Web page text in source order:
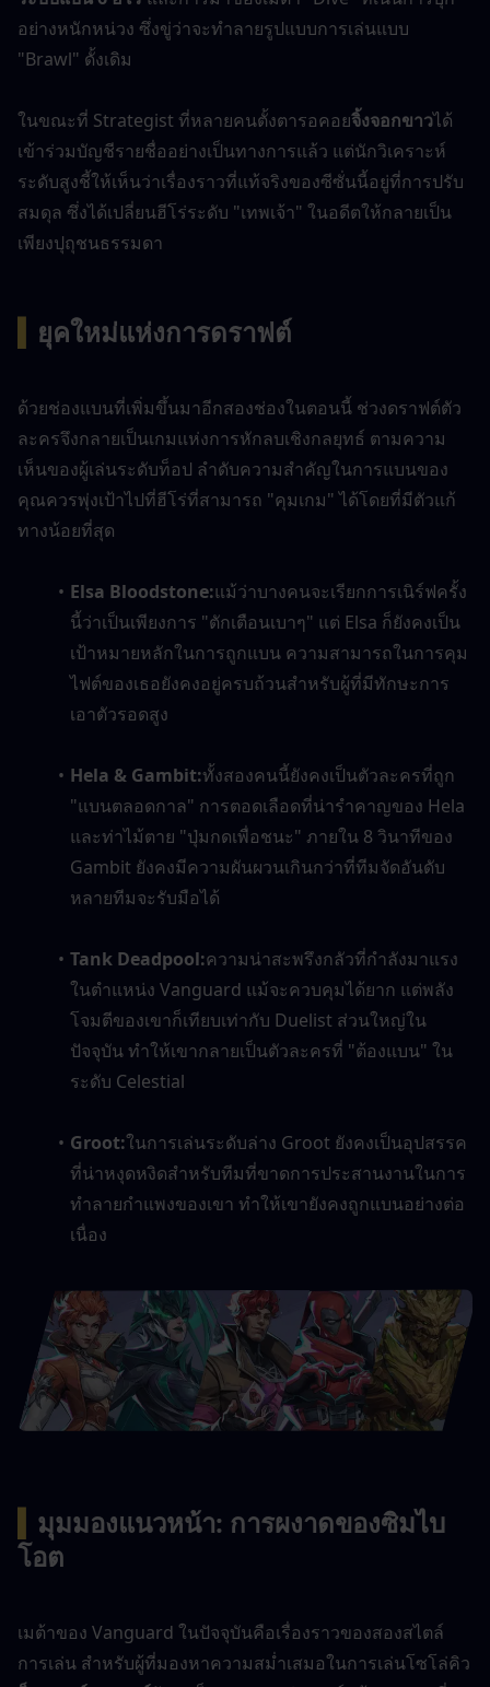
อย่างหนักหน่วง ซึ่งขู่ว่าจะทำลายรูปแบบการเล่นแบบ
"Brawl" ดั้งเดิม
ในขณะที่ Strategist ที่หลายคนตั้งตารอคอยจิ้งจอกขาวได้
เข้าร่วมบัญชีรายชื่ออย่างเป็นทางการแล้ว แต่นักวิเคราะห์
ระดับสูงชี้ให้เห็นว่าเรื่องราวที่แท้จริงของซีซั่นนี้อยู่ที่การปรับ
สมดุล ซึ่งได้เปลี่ยนฮีโร่ระดับ "เทพเจ้า" ในอดีตให้กลายเป็น
เพียงปุถุชนธรรมดา
ยุคใหม่แห่งการดราฟต์
ด้วยช่องแบนที่เพิ่มขึ้นมาอีกสองช่องในตอนนี้ ช่วงดราฟต์ตัว
ละครจึงกลายเป็นเกมแห่งการหักลบเชิงกลยุทธ์ ตามความ
เห็นของผู้เล่นระดับท็อป ลำดับความสำคัญในการแบนของ
คุณควรพุ่งเป้าไปที่ฮีโร่ที่สามารถ "คุมเกม" ได้โดยที่มีตัวแก้
ทางน้อยที่สุด
Elsa Bloodstone:แม้ว่าบางคนจะเรียกการเนิร์ฟครั้ง
นี้ว่าเป็นเพียงการ "ตักเตือนเบาๆ" แต่ Elsa ก็ยังคงเป็น
เป้าหมายหลักในการถูกแบน ความสามารถในการคุม
ไฟต์ของเธอยังคงอยู่ครบถ้วนสำหรับผู้ที่มีทักษะการ
เอาตัวรอดสูง
Hela & Gambit:ทั้งสองคนนี้ยังคงเป็นตัวละครที่ถูก
"แบนตลอดกาล" การตอดเลือดที่น่ารำคาญของ Hela
และท่าไม้ตาย "ปุ่มกดเพื่อชนะ" ภายใน 8 วินาทีของ
Gambit ยังคงมีความผันผวนเกินกว่าที่ทีมจัดอันดับ
หลายทีมจะรับมือได้
Tank Deadpool:ความน่าสะพรึงกลัวที่กำลังมาแรง
ในตำแหน่ง Vanguard แม้จะควบคุมได้ยาก แต่พลัง
โจมตีของเขาก็เทียบเท่ากับ Duelist ส่วนใหญ่ใน
ปัจจุบัน ทำให้เขากลายเป็นตัวละครที่ "ต้องแบน" ใน
ระดับ Celestial
Groot:ในการเล่นระดับล่าง Groot ยังคงเป็นอุปสรรค
ที่น่าหงุดหงิดสำหรับทีมที่ขาดการประสานงานในการ
ทำลายกำแพงของเขา ทำให้เขายังคงถูกแบนอย่างต่อ
เนื่อง
มุมมองแนวหน้า: การผงาดของซิมไบ
โอต
เมต้าของ Vanguard ในปัจจุบันคือเรื่องราวของสองสไตล์
การเล่น สำหรับผู้ที่มองหาความสม่ำเสมอในการเล่นโซโล่คิว